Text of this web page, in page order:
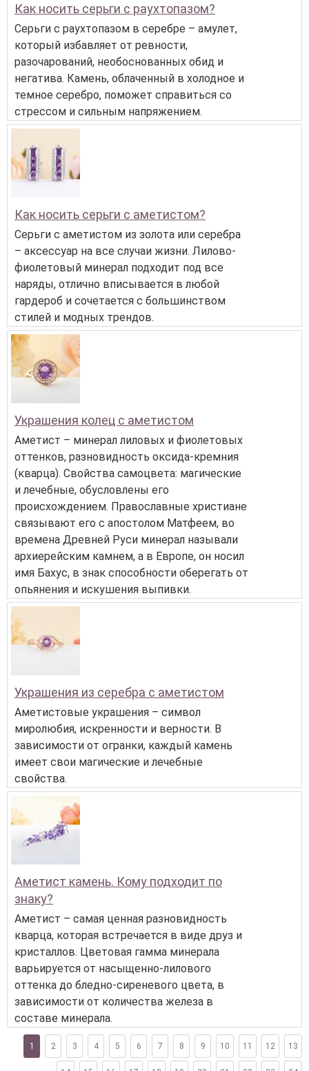
Как носить серьги с раухтопазом?
Серьги с раухтопазом в серебре – амулет,
который избавляет от ревности,
разочарований, необоснованных обид и
негатива. Камень, облаченный в холодное и
темное серебро, поможет справиться со
стрессом и сильным напряжением.
Как носить серьги с аметистом?
Серьги с аметистом из золота или серебра
– аксессуар на все случаи жизни. Лилово-
фиолетовый минерал подходит под все
наряды, отлично вписывается в любой
гардероб и сочетается с большинством
стилей и модных трендов.
Украшения колец с аметистом
Аметист – минерал лиловых и фиолетовых
оттенков, разновидность оксида-кремния
(кварца). Свойства самоцвета: магические
и лечебные, обусловлены его
происхождением. Православные христиане
связывают его с апостолом Матфеем, во
времена Древней Руси минерал называли
архиерейским камнем, а в Европе, он носил
имя Бахус, в знак способности оберегать от
опьянения и искушения выпивки.
Украшения из серебра с аметистом
Аметистовые украшения – символ
миролюбия, искренности и верности. В
зависимости от огранки, каждый камень
имеет свои магические и лечебные
свойства.
Аметист камень. Кому подходит по
знаку?
Аметист – самая ценная разновидность
кварца, которая встречается в виде друз и
кристаллов. Цветовая гамма минерала
варьируется от насыщенно-лилового
оттенка до бледно-сиреневого цвета, в
зависимости от количества железа в
составе минерала.
1 2 3 4 5 6 7 8 9 10 11 12 13